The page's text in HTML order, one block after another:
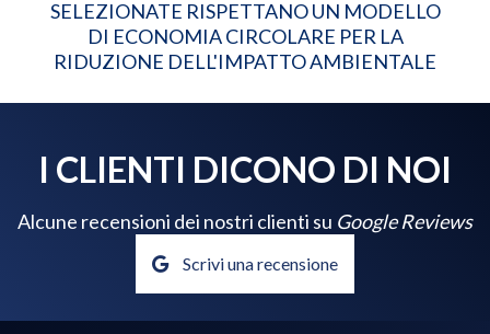
SELEZIONATE RISPETTANO UN MODELLO
DI ECONOMIA CIRCOLARE PER LA
RIDUZIONE DELL'IMPATTO AMBIENTALE
I CLIENTI DICONO DI NOI
Alcune recensioni dei nostri clienti su Google Reviews
Scrivi una recensione